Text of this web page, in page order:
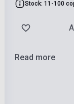
Stock: 11-100
Read more